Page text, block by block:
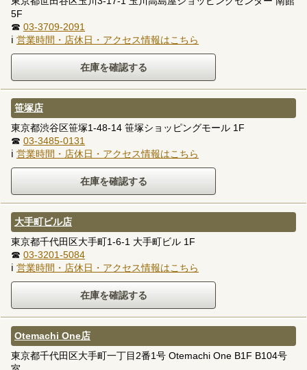
5F
☎ 03-3709-2091
ℹ 営業時間・店休日・アクセス情報はこちら
笹塚店
東京都渋谷区笹塚1-48-14 笹塚ショッピングモール 1F
☎ 03-3485-0131
ℹ 営業時間・店休日・アクセス情報はこちら
大手町ビル店
東京都千代田区大手町1-6-1 大手町ビル 1F
☎ 03-3201-5084
ℹ 営業時間・店休日・アクセス情報はこちら
Otemachi One店
東京都千代田区大手町一丁目2番1号 Otemachi One B1F B104号